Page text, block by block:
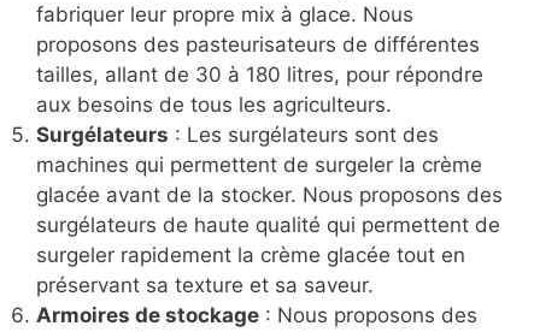
fabriquer leur propre mix à glace. Nous
proposons des pasteurisateurs de différentes
tailles, allant de 30 à 180 litres, pour répondre
aux besoins de tous les agriculteurs.
Surgélateurs : Les surgélateurs sont des
machines qui permettent de surgeler la crème
glacée avant de la stocker. Nous proposons des
surgélateurs de haute qualité qui permettent de
surgeler rapidement la crème glacée tout en
préservant sa texture et sa saveur.
Armoires de stockage : Nous proposons des